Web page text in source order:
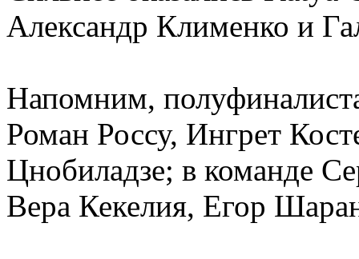
Александр Клименко и
Напомним,
Роман Россу, Ингрет
Цнобиладзе; в команде
Вера Кекелия, Егор